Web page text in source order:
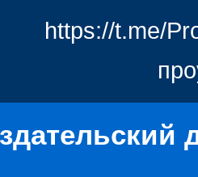
https://t.me/